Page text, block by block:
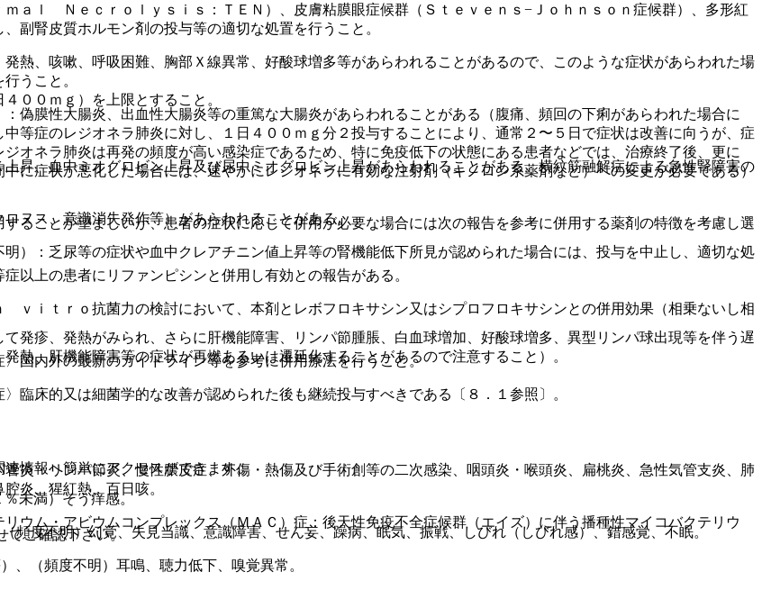
ｌ Ｎｅｃｒｏｌｙｓｉｓ：ＴＥＮ）、皮膚粘膜眼症候群（Ｓｔｅｖｅｎｓ−Ｊｏｈｎｓｏｎ症候群）、多形紅
副腎皮質ホルモン剤の投与等の適切な処置を行うこと。
熱、咳嗽、呼吸困難、胸部Ｘ線異常、好酸球増多等があらわれることがあるので、このような症状があらわれた場
うこと。
偽膜性大腸炎、出血性大腸炎等の重篤な大腸炎があらわれることがある（腹痛、頻回の下痢があらわれた場合に
昇、血中ミオグロビン上昇及び尿中ミオグロビン上昇があらわれることがある。横紋筋融解症による急性腎障害の
ヌス、意識消失発作等）があらわれることがある。
）：乏尿等の症状や血中クレアチニン値上昇等の腎機能低下所見が認められた場合には、投与を中止し、適切な処
疹、発熱がみられ、さらに肝機能障害、リンパ節腫脹、白血球増加、好酸球増多、異型リンパ球出現等を伴う遅
熱、肝機能障害等の症状が再燃あるいは遷延化することがあるので注意すること）。
未満）そう痒感。
度不明）幻覚、失見当識、意識障害、せん妄、躁病、眠気、振戦、しびれ（しびれ感）、錯感覚、不眠。
（頻度不明）耳鳴、聴力低下、嗅覚異常。
００ｍｇ）を上限とすること。
等症のレジオネラ肺炎に対し、１日４００ｍｇ分２投与することにより、通常２〜５日で症状は改善に向うが、症
オネラ肺炎は再発の頻度が高い感染症であるため、特に免疫低下の状態にある患者などでは、治療終了後、更に
に症状が悪化した場合には、速やかにレジオネラに有効な注射剤（キノロン系薬剤など）への変更が必要である）
ることが望ましいが、患者の症状に応じて併用が必要な場合には次の報告を参考に併用する薬剤の特徴を考慮し選
上の患者にリファンピシンと併用し有効との報告がある。
ｉｔｒｏ抗菌力の検討において、本剤とレボフロキサシン又はシプロフロキサシンとの併用効果（相乗ないし相
国内外の最新のガイドライン等を参考に併用療法を行うこと。
床的又は細菌学的な改善が認められた後も継続投与すべきである〔８．１参照〕。
・リンパ節炎、慢性膿皮症、外傷・熱傷及び手術創等の二次感染、咽頭炎・喉頭炎、扁桃炎、急性気管支炎、肺
炎、猩紅熱、百日咳。
ウム・アビウムコンプレックス（ＭＡＣ）症：後天性免疫不全症候群（エイズ）に伴う播種性マイコバクテリウ
情報へ簡単にアクセスができます。
てご確認下さい。